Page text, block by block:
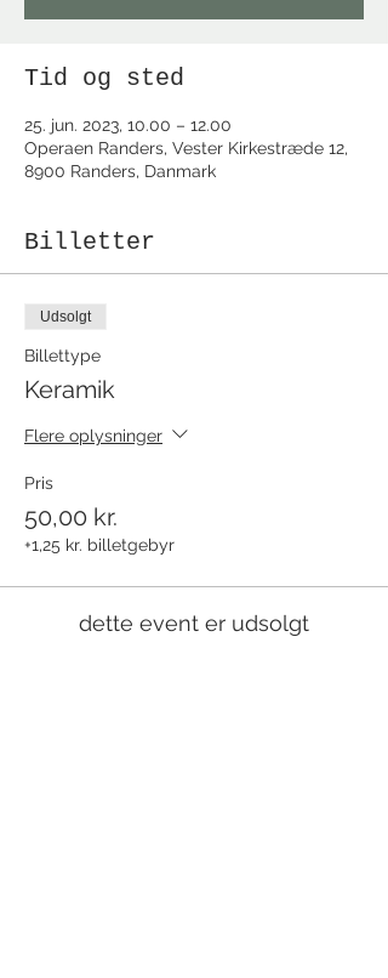
Tid og sted
25. jun. 2023, 10.00 – 12.00
Operaen Randers, Vester Kirkestræde 12,
8900 Randers, Danmark
Billetter
Udsolgt
Billettype
Keramik
Flere oplysninger
Pris
50,00 kr.
+1,25 kr. billetgebyr
dette event er udsolgt